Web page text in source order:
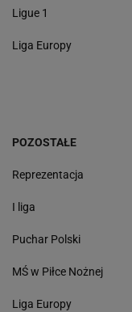
Ligue 1
Liga Europy
POZOSTAŁE
Reprezentacja
I liga
Puchar Polski
MŚ w Piłce Nożnej
Liga Europy